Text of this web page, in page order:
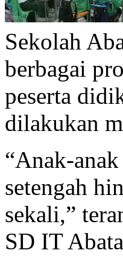
Sekolah
berbagai
peserta
dilakukan
“Anak-
setengah
sekali,”
SD IT